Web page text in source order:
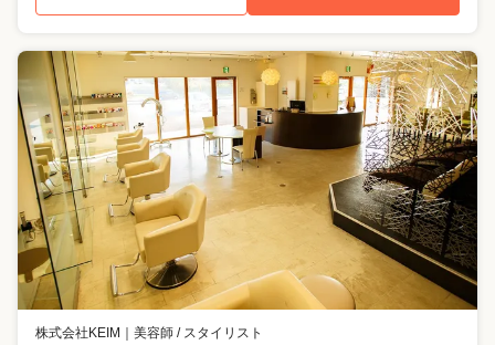
株式会社KEIM 美容師 / スタイリスト